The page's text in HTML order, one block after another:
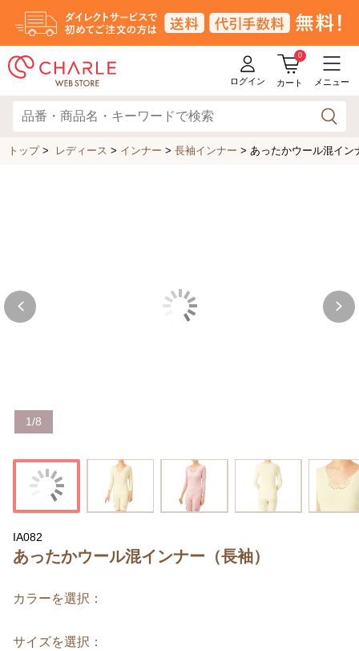
ログイン
0
カート メニュー
トップ> レディース > インナー > 長袖インナー > あったかウール混イン
1/8
IA082
あったかウール混インナー（長袖）
カラーを選択：
サイズを選択：